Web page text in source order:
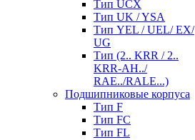
Тип UCX
Тип UK / YSA
Тип YEL / UEL/ EX/
UG
Тип (2.. KRR / 2..
KRR-AH../
RAE../RALE...)
Подшипниковые корпуса
Тип F
Тип FC
Тип FL